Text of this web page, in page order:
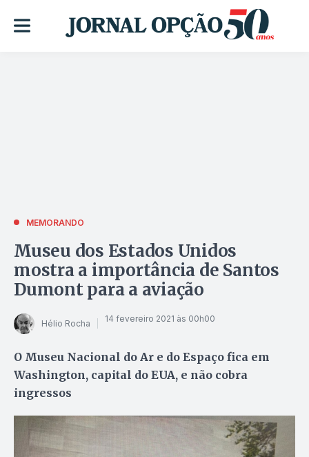
MEMORANDO
Museu dos Estados Unidos
mostra a importância de Santos
Dumont para a aviação
Hélio Rocha 14 fevereiro 2021 às 00h00
O Museu Nacional do Ar e do Espaço fica em
Washington, capital do EUA, e não cobra
ingressos